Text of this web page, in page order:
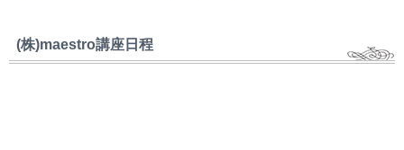
(株)maestro講座日程